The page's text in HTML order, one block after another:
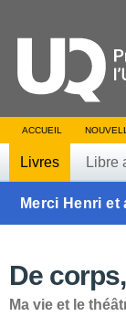
ACCUEIL
Livres Libre
Merci Henri et
De
Ma vie et le